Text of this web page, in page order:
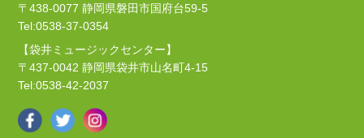
〒438-0077 静岡県磐田市国府台59-5
Tel:0538-37-0354
【袋井ミュージックセンター】
〒437-0042 静岡県袋井市山名町4-15
Tel:0538-42-2037